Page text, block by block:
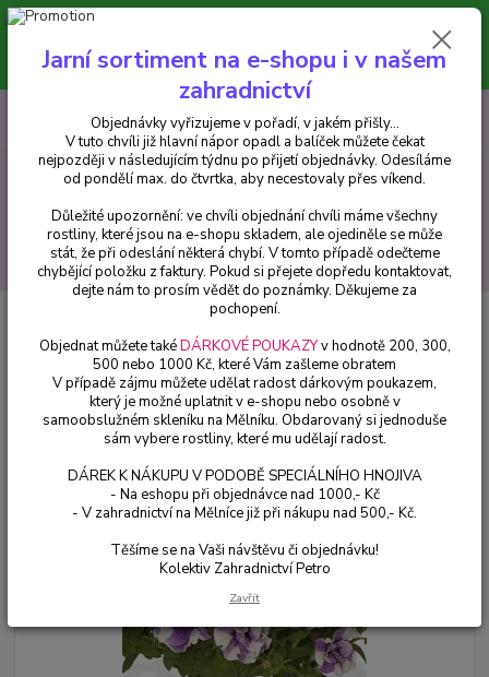
Minimální hodnota pro odeslání z e-shopu je 300 Kč.
V tuto chvíli již hlavní nápor objednávek opadl a balíček můžete čekat
nejpozději v následujícím týdnu po přijetí objednávky. Objednávky
vyřizujeme v pořadí, v jakém přišly...
Menu
CZK
Hledat
+420 602 223 614
Petunia převislá, plnokvětá, levandulová -
Petunia převislá, plnokvětá,
levandulová - 047L
Jarní sortiment na e-shopu i v našem
zahradnictví
Objednávky vyřizujeme v pořadí, v jakém přišly...
V tuto chvíli již hlavní nápor opadl a balíček můžete čekat
nejpozději v následujícím týdnu po přijetí objednávky. Odesíláme
od pondělí max. do čtvrtka, aby necestovaly přes víkend.
Důležité upozornění: ve chvíli objednání chvíli máme všechny
rostliny, které jsou na e-shopu skladem, ale ojediněle se může
stát, že při odeslání některá chybí. V tomto případě odečteme
chybějící položku z faktury. Pokud si přejete dopředu kontaktovat,
dejte nám to prosím vědět do poznámky. Děkujeme za
pochopení.
Objednat můžete takéDÁRKOVÉ POUKAZYv hodnotě 200, 300,
500 nebo 1000 Kč, které Vám zašleme obratem
V případě zájmu můžete udělat radost dárkovým poukazem,
který je možné uplatnit v e-shopu nebo osobně v
samoobslužném skleníku na Mělníku. Obdarovaný si jednoduše
sám vybere rostliny, které mu udělají radost.
DÁREK K NÁKUPU V PODOBĚ SPECIÁLNÍHO HNOJIVA
- Na eshopu při objednávce nad 1000,- Kč
- V zahradnictví na Mělníce již při nákupu nad 500,- Kč.
Těšíme se na Vaši návštěvu či objednávku!
Kolektiv Zahradnictví Petro
Zavřít